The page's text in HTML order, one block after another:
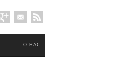
О НАС